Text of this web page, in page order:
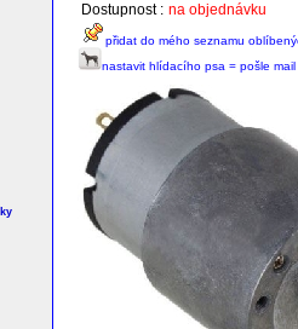
Dostupnost : na objednávku
přidat do mého seznamu
nastavit hlídacího psa = pošle